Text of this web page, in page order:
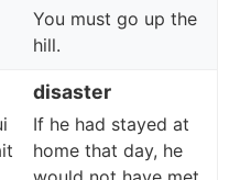
You must go up the
hill.
disaster
If he had stayed at
home that day, he